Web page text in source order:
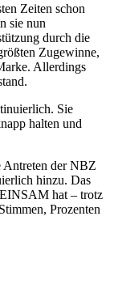
Zeiten schon
sie nun
durch die
Zugewinne,
Allerdings
Sie
halten und
der NBZ
hinzu. Das
hat – trotz
Prozenten